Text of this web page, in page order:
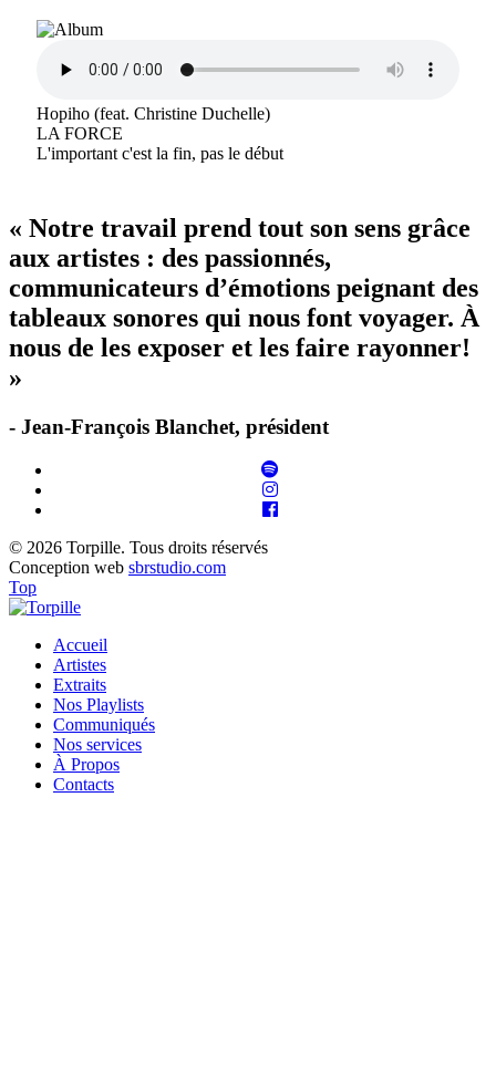
Hopiho (feat. Christine Duchelle)
LA FORCE
L'important c'est la fin, pas le début
« Notre travail prend tout son sens grâce
aux artistes : des passionnés,
communicateurs d’émotions peignant des
tableaux sonores qui nous font voyager. À
nous de les exposer et les faire rayonner!
»
- Jean-François Blanchet, président
© 2026 Torpille. Tous droits réservés
Conception web sbrstudio.com
Top
Accueil
Artistes
Extraits
Nos Playlists
Communiqués
Nos services
À Propos
Contacts